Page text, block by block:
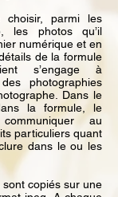
choisir, parmi les
les photos qu’il
numérique et en
de la formule
s’engage à
photographies
Dans le
la formule, le
au
particuliers quant
dans le ou les
copiés sur une